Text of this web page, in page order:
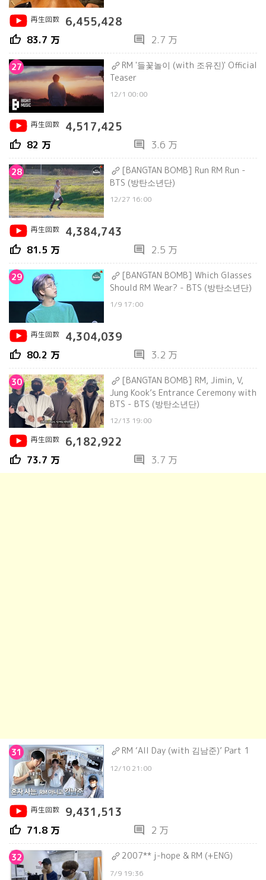
再生回数 6,455,428
thumb_up 83.7 万 comment 2.7 万
27
RM '들꽃놀이 (with 조유진)' Official
Teaser
12/1 00:00
再生回数 4,517,425
thumb_up 82 万 comment 3.6 万
28
[BANGTAN BOMB] Run RM Run -
BTS (방탄소년단)
12/27 16:00
再生回数 4,384,743
thumb_up 81.5 万 comment 2.5 万
29
[BANGTAN BOMB] Which Glasses
Should RM Wear? - BTS (방탄소년단)
1/9 17:00
再生回数 4,304,039
thumb_up 80.2 万 comment 3.2 万
30
[BANGTAN BOMB] RM, Jimin, V,
Jung Kook’s Entrance Ceremony with
BTS - BTS (방탄소년단)
12/13 19:00
再生回数
6,182,922
thumb_up 73.7 万 comment 3.7 万
31 RM ‘All Day (with 김남준)’ Part 1
12/10 21:00
再生回数 9,431,513
thumb_up 71.8 万 comment 2 万
32 2007** j-hope & RM (+ENG)
7/9 19:36